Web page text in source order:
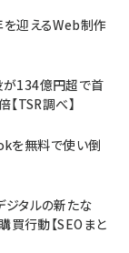
迎えるWeb制作
が134億円超で首
TSR調べ】
を無料で使い倒
ジタルの新たな
買行動【SEOまと